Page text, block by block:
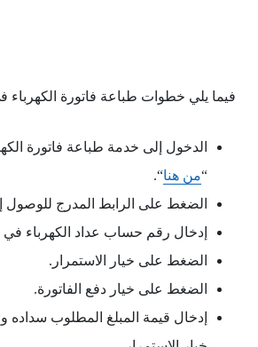
فيما يلي خطوات طباعة فاتورة الكهرباء
الدخول إلى خدمة طباعة فاتورة
“من هنا“.
الضغط على الرابط المدرج للوصول
إدخال رقم حساب عداد الكهرباء
الضغط على خيار الاستمرار.
الضغط على خيار دفع الفاتورة.
إدخال قيمة المبلغ المطلوب